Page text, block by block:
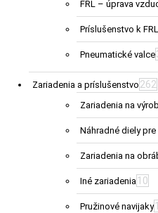
FRL – úprava
Príslušenstvo k FRL
Pneumatické valce
Zariadenia a príslušenstvo 262
Zariadenia na
Náhradné diely
Zariadenia na
Iné zariadenia 10
Pružinové navijaky